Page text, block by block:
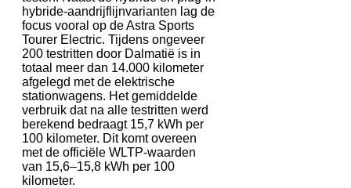
hybride-aandrijflijnvarianten lag de
focus vooral op de Astra Sports
Tourer Electric. Tijdens ongeveer
200 testritten door Dalmatië is in
totaal meer dan 14.000 kilometer
afgelegd met de elektrische
stationwagens. Het gemiddelde
verbruik dat na alle testritten werd
berekend bedraagt 15,7 kWh per
100 kilometer. Dit komt overeen
met de officiële WLTP-waarden
van 15,6–15,8 kWh per 100
kilometer.